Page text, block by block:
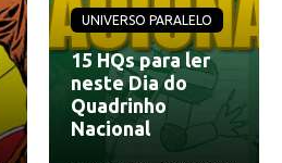
UNIVERSO PARALELO
15 HQs para ler
neste Dia do
Quadrinho
Nacional